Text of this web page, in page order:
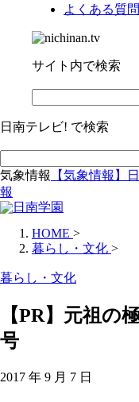
よくある質問
サイト内で検索
日南テレビ! で検索
気象情報
【気象情報】
報
HOME >
暮らし・文化 >
暮らし・文化
【PR】元祖の
号
2017 年 9 月 7 日